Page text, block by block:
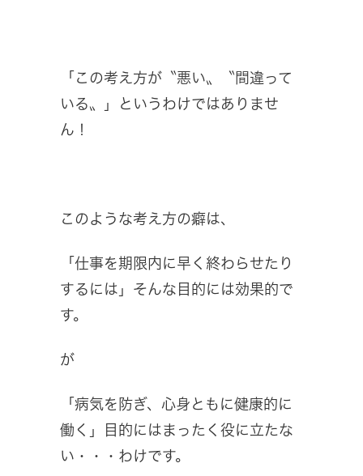
「この考え方が〝悪い〟〝間違って
いる〟」というわけではありませ
ん！
このような考え方の癖は、
「仕事を期限内に早く終わらせたり
するには」そんな目的には効果的で
す。
が
「病気を防ぎ、心身ともに健康的に
働く」目的にはまったく役に立たな
い・・・わけです。